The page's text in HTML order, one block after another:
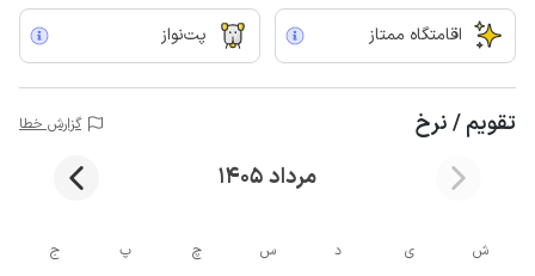
اقامتگاه ممتاز پت‌نواز
تقویم / نرخ گزارش خطا
مرداد 1405
ش ی د س چ پ ج